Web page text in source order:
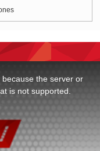
the server or
is not supported.